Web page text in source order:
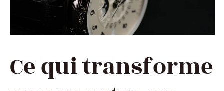
Ce qui transforme